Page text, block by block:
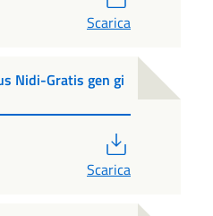
Scarica
Nidi-Gratis gen gi
Scarica